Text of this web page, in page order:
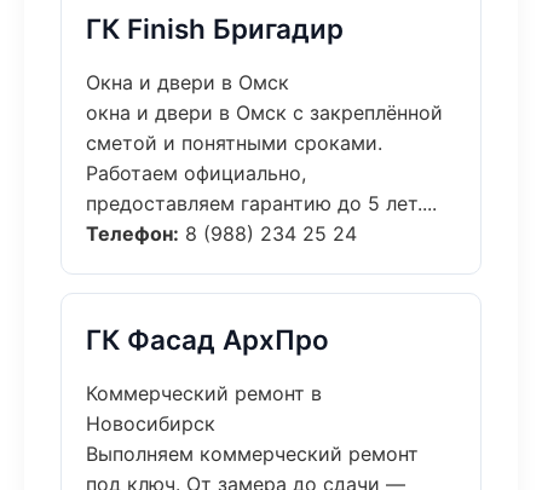
ГК Finish Бригадир
Окна и двери в Омск
окна и двери в Омск с закреплённой
сметой и понятными сроками.
Работаем официально,
предоставляем гарантию до 5 лет....
Телефон: 8 (988) 234 25 24
ГК Фасад АрхПро
Коммерческий ремонт в
Новосибирск
Выполняем коммерческий ремонт
под ключ. От замера до сдачи —